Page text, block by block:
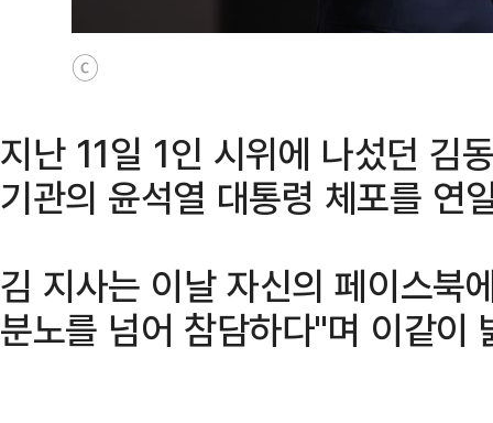
ⓒ
지난 11일 1인 시위에 나섰던 김
기관의 윤석열 대통령 체포를 연
김 지사는 이날 자신의 페이스북
분노를 넘어 참담하다"며 이같이